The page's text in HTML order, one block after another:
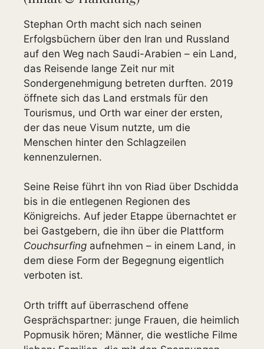
Stephan Orth macht sich nach seinen
Erfolgsbüchern über den Iran und Russland
auf den Weg nach Saudi-Arabien – ein Land,
das Reisende lange Zeit nur mit
Sondergenehmigung betreten durften. 2019
öffnete sich das Land erstmals für den
Tourismus, und Orth war einer der ersten,
der das neue Visum nutzte, um die
Menschen hinter den Schlagzeilen
kennenzulernen.
Seine Reise führt ihn von Riad über Dschidda
bis in die entlegenen Regionen des
Königreichs. Auf jeder Etappe übernachtet er
bei Gastgebern, die ihn über die Plattform
Couchsurfing aufnehmen – in einem Land, in
dem diese Form der Begegnung eigentlich
verboten ist.
Orth trifft auf überraschend offene
Gesprächspartner: junge Frauen, die heimlich
Popmusik hören; Männer, die westliche Filme